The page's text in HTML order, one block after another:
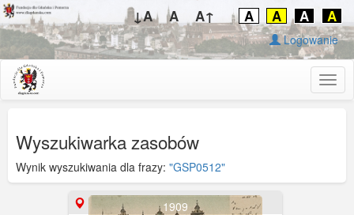
↓A A A↑ A A A A
Logowanie
Wyszukiwarka zasobów
Wynik wyszukiwania dla frazy: "GSP0512"
1909